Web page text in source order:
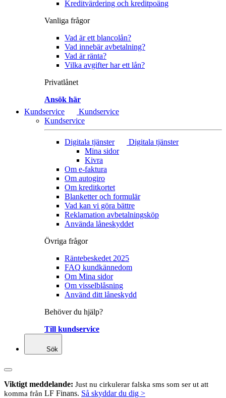
Kreditvärdering och kreditpoäng
Vanliga frågor
Vad är ett blancolån?
Vad innebär avbetalning?
Vad är ränta?
Vilka avgifter har ett lån?
Privatlånet
Ansök här
Kundservice
Kundservice
Kundservice
Digitala tjänster
Digitala tjänster
Mina sidor
Kivra
Om e-faktura
Om autogiro
Om kreditkortet
Blanketter och formulär
Vad kan vi göra bättre
Reklamation avbetalningsköp
Använda låneskyddet
Övriga frågor
Räntebeskedet 2025
FAQ kundkännedom
Om Mina sidor
Om visselblåsning
Använd ditt låneskydd
Behöver du hjälp?
Till kundservice
Sök
Viktigt meddelande: Just nu cirkulerar falska sms som ser ut att
komma från LF Finans. Så skyddar du dig >